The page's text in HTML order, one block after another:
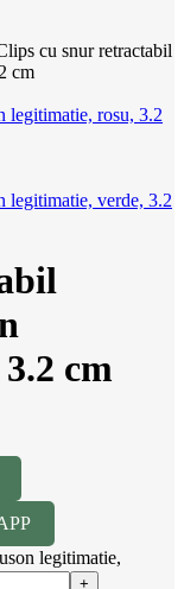
cu snur retractabil
cm
legitimatie, rosu, 3.2
legitimatie, verde, 3.2
cm
legitimatie,